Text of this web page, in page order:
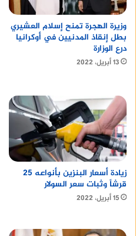
وزيرة الهجرة تمنح إسلام العشيري
بطل إنقاذ المدنيين في أوكرانيا
درع الوزارة
13 أبريل، 2022
زيادة أسعار البنزين بأنواعه 25
قرشاً وثبات سعر السولار
15 أبريل، 2022